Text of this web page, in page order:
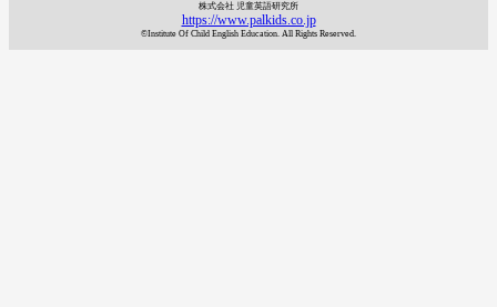
株式会社 児童英語研究所
https://www.palkids.co.jp
©Institute Of Child English Education. All Rights Reserved.